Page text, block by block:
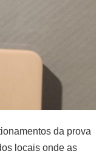
da prova
locais onde as